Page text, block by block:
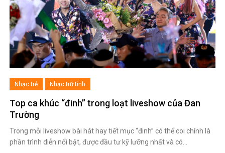
Nhạc trẻ Nhạc trữ tình
Top ca khúc “đinh” trong loạt liveshow của Đan
Trường
Trong mỗi liveshow bài hát hay tiết mục “đinh” có thể coi chính là
phần trình diễn nổi bật, được đầu tư kỹ lưỡng nhất và có…